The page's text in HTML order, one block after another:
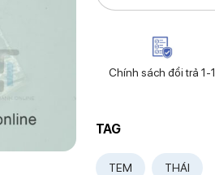
Chính sách đổi trả 1-1
TAG
TEM THÁI